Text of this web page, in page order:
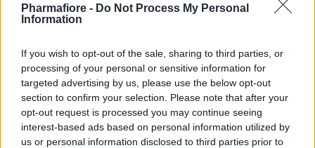
Pharmafiore - Do Not Process My Personal
Information
If you wish to opt-out of the sale, sharing to third parties, or
processing of your personal or sensitive information for
targeted advertising by us, please use the below opt-out
section to confirm your selection. Please note that after your
opt-out request is processed you may continue seeing
interest-based ads based on personal information utilized by
us or personal information disclosed to third parties prior to
garze in tnt
garze tnt 10x10
compresse sterile
compresse in cotone o tnt
compresse di garza sterile
garza in TNT